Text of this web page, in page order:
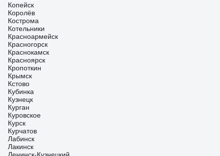
Копейск
Королёв
Кострома
Котельники
Красноармейск
Красногорск
Краснокамск
Красноярск
Кропоткин
Крымск
Кстово
Кубинка
Кузнецк
Курган
Куровское
Курск
Курчатов
Лабинск
Лакинск